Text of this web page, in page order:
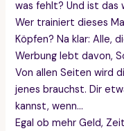
was fehlt? Und ist das
Wer trainiert dieses
Köpfen? Na klar: Alle,
Werbung lebt davon,
Von allen Seiten wird
jenes brauchst. Dir
kannst, wenn…
Egal ob mehr Geld,